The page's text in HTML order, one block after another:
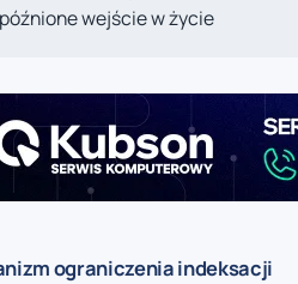
wejście w życie
ograniczenia indeksacji